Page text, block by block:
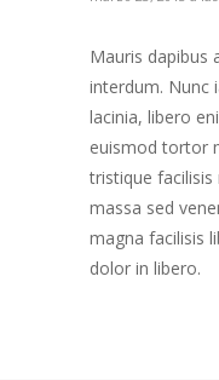
Mauris dapibus
interdum. Nunc
lacinia, libero
euismod tortor
tristique facilisis
massa sed
magna facilisis
dolor in libero.